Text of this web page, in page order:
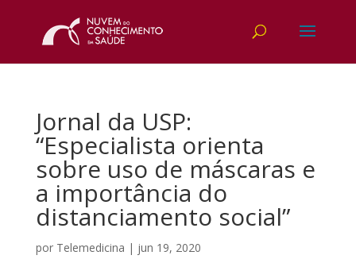
Jornal da USP:
“Especialista orienta
sobre uso de máscaras e
a importância do
distanciamento social”
por Telemedicina | jun 19, 2020